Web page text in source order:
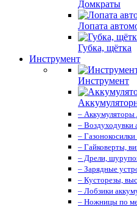
Домкраты
Лопата
Губка, щётка
Инструмент
Инструмент
– Аккумуляторы
– Воздуходувки
–
– Гайковерты,
– Дрели,
– Зарядные
– Кусторезы,
– Лобзики
– Ножницы по